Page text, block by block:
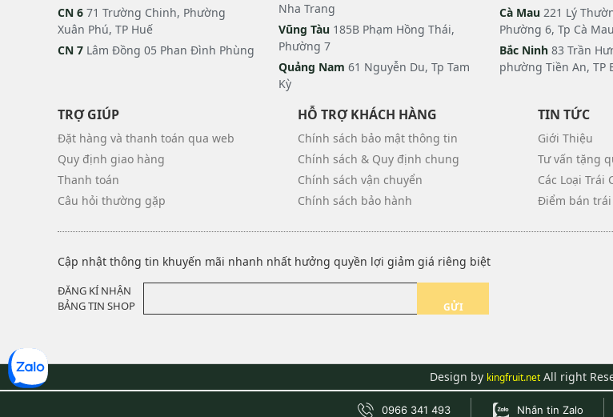
CN 6 71 Trường Chinh, Phường
Xuân Phú, TP Huế
CN 7 Lâm Đồng 05 Phan Đình Phùng
Nha Trang
Vũng Tàu 185B Phạm Hồng Thái,
Phường 7
Quảng Nam 61 Nguyễn Du, Tp Tam
Kỳ
Cà Mau 221 Lý
Phường 6, Tp Cà Mau
Bắc Ninh 83 Trần
phường Tiền An, TP
TRỢ GIÚP
Đặt hàng và thanh toán qua web
Quy định giao hàng
Thanh toán
Câu hỏi thường gặp
HỖ TRỢ KHÁCH HÀNG
Chính sách bảo mật thông tin
Chính sách & Quy định chung
Chính sách vận chuyển
Chính sách bảo hành
TIN TỨC
Giới Thiệu
Tư vấn tặng
Các Loại Trái
Điểm bán
Cập nhật thông tin khuyến mãi nhanh nhất hưởng quyền lợi giảm giá riêng biệt
ĐĂNG KÍ NHẬN
BẢNG TIN SHOP
GỬI
Design by kingfruit.netAll right
0966 341 493 Nhắn tin Zalo